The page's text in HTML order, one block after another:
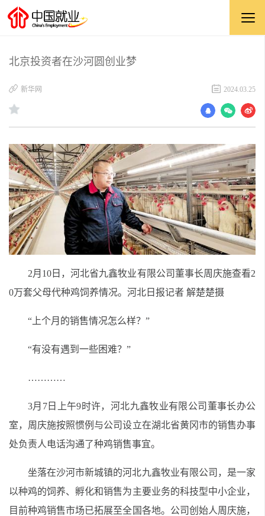
北京投资者在沙河圆创业梦
新华网 2024.03.25
2月10日，河北省九鑫牧业有限公司董事长周庆施查看2
0万套父母代种鸡饲养情况。河北日报记者 解楚楚摄
“上个月的销售情况怎么样？”
“有没有遇到一些困难？”
…………
3月7日上午9时许，河北九鑫牧业有限公司董事长办公
室，周庆施按照惯例与公司设立在湖北省黄冈市的销售办事
处负责人电话沟通了种鸡销售事宜。
坐落在沙河市新城镇的河北九鑫牧业有限公司，是一家
以种鸡的饲养、孵化和销售为主要业务的科技型中小企业，
目前种鸡销售市场已拓展至全国各地。公司创始人周庆施，